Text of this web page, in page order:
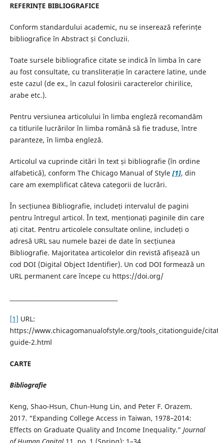
REFERINȚE BIBLIOGRAFICE
Conform standardului academic, nu se inserează referințe
bibliografice în Abstract și Concluzii.
Toate sursele bibliografice citate se indică în limba în care
au fost consultate, cu transliterație în caractere latine, unde
este cazul (de ex., în cazul folosirii caracterelor chirilice,
arabe etc.).
Pentru versiunea articolului în limba engleză recomandăm
ca titlurile lucrărilor în limba română să fie traduse, între
paranteze, în limba engleză.
Articolul va cuprinde citări în text și bibliografie (în ordine
alfabetică), conform The Chicago Manual of Style [1], din
care am exemplificat câteva categorii de lucrări.
În secțiunea Bibliografie, includeți intervalul de pagini
pentru întregul articol. În text, menționați paginile din care
ați citat. Pentru articolele consultate online, includeți o
adresă URL sau numele bazei de date în secțiunea
Bibliografie. Majoritatea articolelor din revistă afișează un
cod DOI (Digital Object Identifier). Un cod DOI formează un
URL permanent care începe cu https://doi.org/
[1] URL:
https://www.chicagomanualofstyle.org/tools_citationguide/
guide-2.html
CARTE
Bibliografie
Keng, Shao-Hsun, Chun-Hung Lin, and Peter F. Orazem.
2017. “Expanding College Access in Taiwan, 1978–2014:
Effects on Graduate Quality and Income Inequality.” Journal